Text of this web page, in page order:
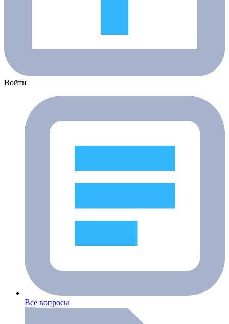
Войти
Все вопросы